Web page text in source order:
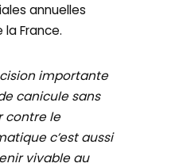
annuelles
la France.
importante
canicule sans
contre le
c’est aussi
vivable au